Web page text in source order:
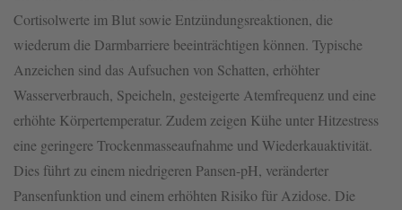
Cortisolwerte im Blut sowie Entzündungsreaktionen, die
wiederum die Darmbarriere beeinträchtigen können. Typische
Anzeichen sind das Aufsuchen von Schatten, erhöhter
Wasserverbrauch, Speicheln, gesteigerte Atemfrequenz und eine
erhöhte Körpertemperatur. Zudem zeigen Kühe unter Hitzestress
eine geringere Trockenmasseaufnahme und Wiederkauaktivität.
Dies führt zu einem niedrigeren Pansen-pH, veränderter
Pansenfunktion und einem erhöhten Risiko für Azidose. Die